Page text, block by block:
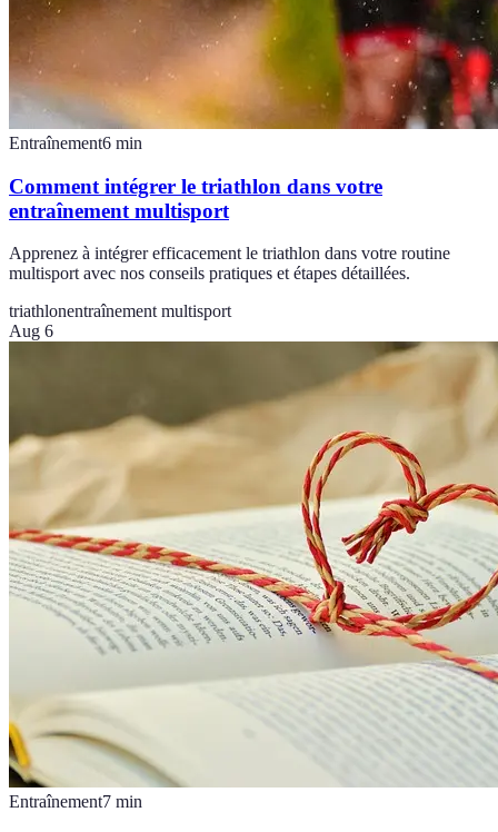
Entraînement6 min
Comment intégrer le triathlon dans votre
entraînement multisport
Apprenez à intégrer efficacement le triathlon dans votre routine
multisport avec nos conseils pratiques et étapes détaillées.
triathlonentraînement multisport
Aug 6
Entraînement7 min